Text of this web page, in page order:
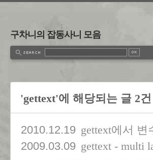
구차니의 잡동사니 모음
'gettext'에 해당되는 글 2건
2010.12.19 gettext에서
2009.03.09 gettext - multi